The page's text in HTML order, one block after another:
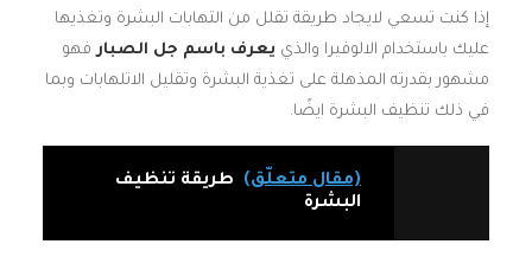
إذا كنت تسعي لايجاد طريقة تقلل من التهابات البشرة وتغذيها
عليك باستخدام الالوفيرا والذي يعرف باسم جل الصبارفهو
مشهور بقدرته المذهلة على تغذية البشرة وتقليل الاتلهابات وبما
في ذلك تنظيف البشرة ايضًا.
(مقال متعلّق)
طريقة تنظيف
البشرة